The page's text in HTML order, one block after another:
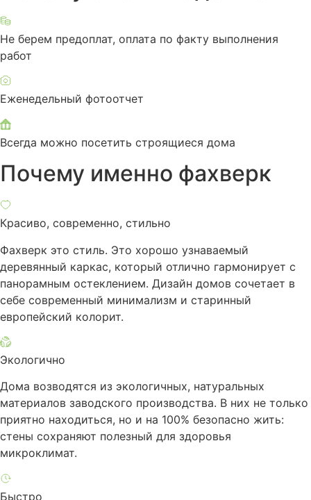
Не берем предоплат, оплата по факту выполнения
работ
Еженедельный фотоотчет
Всегда можно посетить строящиеся дома
Почему именно фахверк
Красиво, современно, стильно
Фахверк это стиль. Это хорошо узнаваемый
деревянный каркас, который отлично гармонирует с
панорамным остеклением. Дизайн домов сочетает в
себе современный минимализм и старинный
европейский колорит.
Экологично
Дома возводятся из экологичных, натуральных
материалов заводского производства. В них не только
приятно находиться, но и на 100% безопасно жить:
стены сохраняют полезный для здоровья
микроклимат.
Быстро